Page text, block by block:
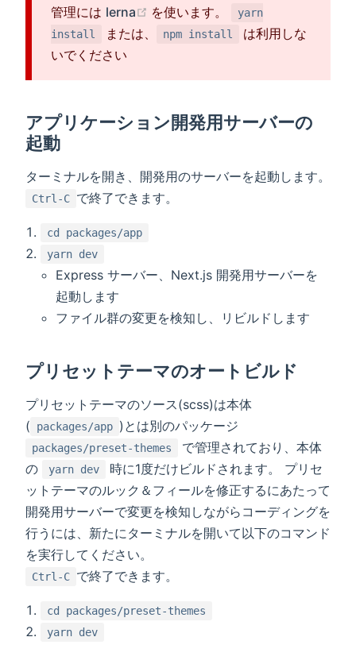
管理には lerna (opens new window)
を使います。
yarn
install
または、 npm install
は利用しな
いでください
アプリケーション開発用サーバーの
起動
ターミナルを開き、開発用のサーバーを起動します。
Ctrl-C で終了できます。
cd packages/app
yarn dev
Express サーバー、Next.js 開発用サーバーを
起動します
ファイル群の変更を検知し、リビルドします
プリセットテーマのオートビルド
プリセットテーマのソース(scss)は本体
(
packages/app )とは別のパッケージ
packages/preset-themes
で管理されており、本体
の
yarn dev
時に1度だけビルドされます。 プリセ
ットテーマのルック＆フィールを修正するにあたって
開発用サーバーで変更を検知しながらコーディングを
行うには、新たにターミナルを開いて以下のコマンド
を実行してください。
Ctrl-C で終了できます。
cd packages/preset-themes
yarn dev